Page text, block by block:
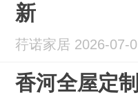
新
荇诺家居 2026-07-
香河全屋定